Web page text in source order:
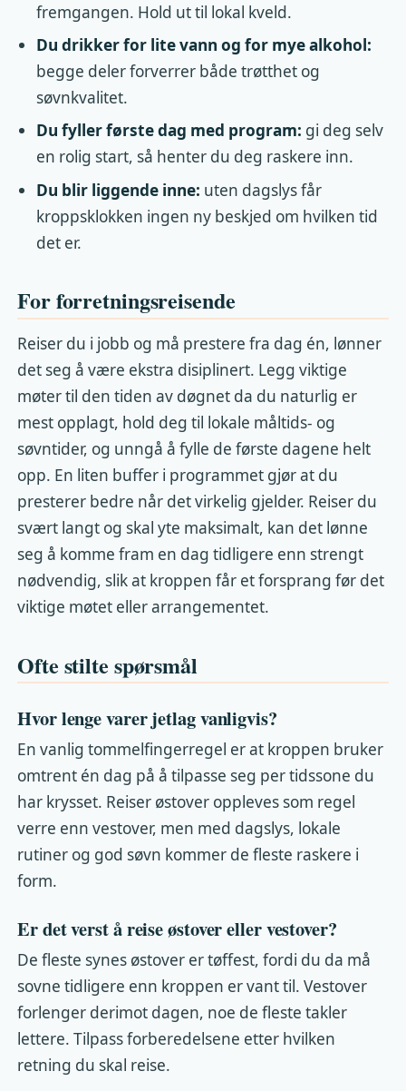
fremgangen. Hold ut til lokal kveld.
Du drikker for lite vann og for mye alkohol:
begge deler forverrer både trøtthet og
søvnkvalitet.
Du fyller første dag med program: gi deg selv
en rolig start, så henter du deg raskere inn.
Du blir liggende inne: uten dagslys får
kroppsklokken ingen ny beskjed om hvilken tid
det er.
For forretningsreisende
Reiser du i jobb og må prestere fra dag én, lønner
det seg å være ekstra disiplinert. Legg viktige
møter til den tiden av døgnet da du naturlig er
mest opplagt, hold deg til lokale måltids- og
søvntider, og unngå å fylle de første dagene helt
opp. En liten buffer i programmet gjør at du
presterer bedre når det virkelig gjelder. Reiser du
svært langt og skal yte maksimalt, kan det lønne
seg å komme fram en dag tidligere enn strengt
nødvendig, slik at kroppen får et forsprang før det
viktige møtet eller arrangementet.
Ofte stilte spørsmål
Hvor lenge varer jetlag vanligvis?
En vanlig tommelfingerregel er at kroppen bruker
omtrent én dag på å tilpasse seg per tidssone du
har krysset. Reiser østover oppleves som regel
verre enn vestover, men med dagslys, lokale
rutiner og god søvn kommer de fleste raskere i
form.
Er det verst å reise østover eller vestover?
De fleste synes østover er tøffest, fordi du da må
sovne tidligere enn kroppen er vant til. Vestover
forlenger derimot dagen, noe de fleste takler
lettere. Tilpass forberedelsene etter hvilken
retning du skal reise.